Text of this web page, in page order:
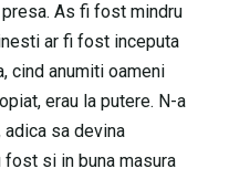
As fi fost mindru
ar fi fost inceputa
cind anumiti oameni
erau la putere. N-a
sa devina
si in buna masura